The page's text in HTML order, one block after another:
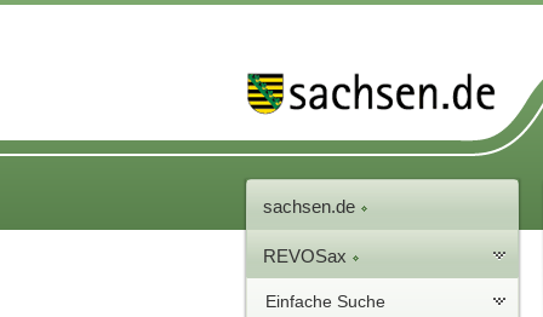
sachsen.de
REVOSax
Einfache Suche